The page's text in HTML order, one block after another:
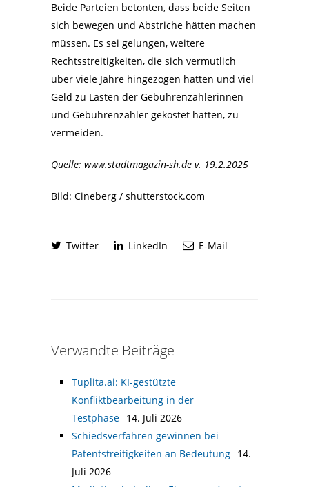
Beide Parteien betonten, dass beide Seiten
sich bewegen und Abstriche hätten machen
müssen. Es sei gelungen, weitere
Rechtsstreitigkeiten, die sich vermutlich
über viele Jahre hingezogen hätten und viel
Geld zu Lasten der Gebührenzahlerinnen
und Gebührenzahler gekostet hätten, zu
vermeiden.
Quelle: www.stadtmagazin-sh.de v. 19.2.2025
Bild: Cineberg / shutterstock.com
Twitter LinkedIn E-Mail
Verwandte Beiträge
Tuplita.ai: KI-gestützte
Konfliktbearbeitung in der
Testphase 14. Juli 2026
Schiedsverfahren gewinnen bei
Patentstreitigkeiten an Bedeutung 14.
Juli 2026